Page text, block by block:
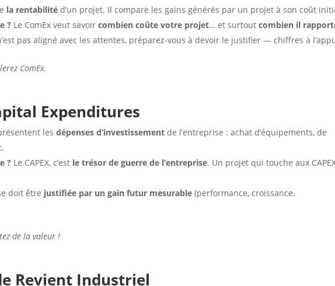
la rentabilité d’un projet. Il compare les gains générés par un projet à son coût
? Le ComEx veut savoircombien coûte votre projet… et surtoutcombien il
pas aligné avec les attentes, préparez-vous à devoir le justifier — chiffres à
ComEx.
Expenditures
lesdépenses d’investissement de l’entreprise : achat d’équipements, de
? Le CAPEX, c’est le trésor de guerre de l’entreprise. Un projet qui touche aux
doit être justifiée par un gain futur mesurable (performance, croissance,
de la valeur !
Revient Industriel